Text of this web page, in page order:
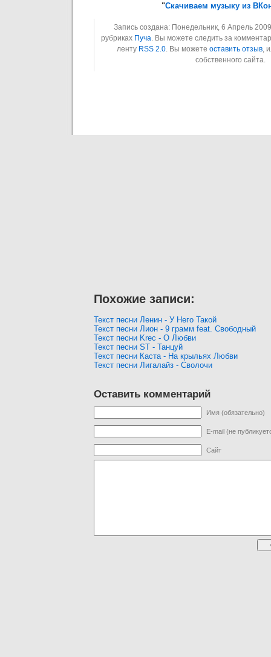
"Скачиваем музыку из
Запись создана: Понедельник, 6 Апрель
рубриках Пуча. Вы можете следить за
ленту RSS 2.0. Вы можете оставить отзыв,
собственного сайта.
Похожие записи:
Текст песни Ленин - У Него Такой
Текст песни Лион - 9 грамм feat. Свободный
Текст песни Krec - О Любви
Текст песни ST - Танцуй
Текст песни Каста - На крыльях Любви
Текст песни Лигалайз - Сволочи
Оставить комментарий
Имя (обязательно)
E-mail (не
Сайт